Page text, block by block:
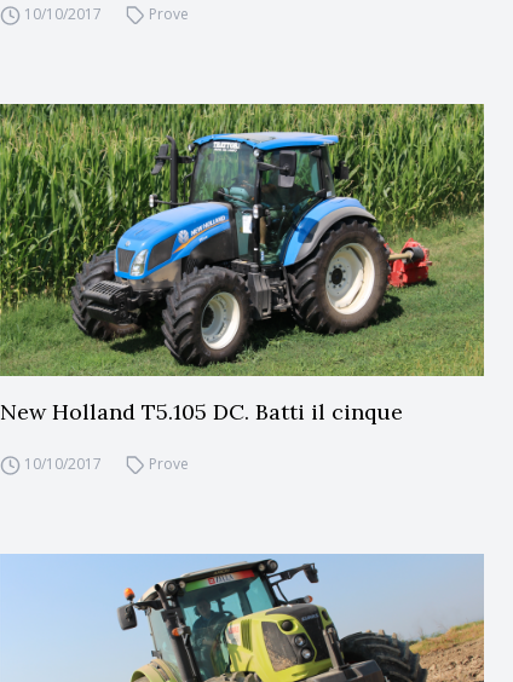
10/10/2017 Prove
New Holland T5.105 DC. Batti il cinque
10/10/2017 Prove